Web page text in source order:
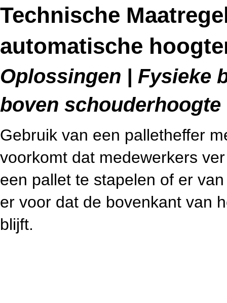
Technische
automatische
Oplossingen | Fysieke
boven
Gebruik van een palletheffer
voorkomt dat medewerkers
een pallet te stapelen of er
er voor dat de bovenkant van
blijft.